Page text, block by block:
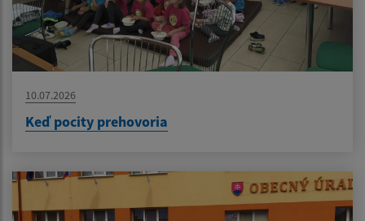
10.07.2026
Keď pocity prehovoria